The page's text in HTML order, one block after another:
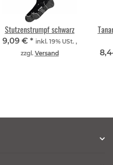
Stutzenstrumpf schwarz
9,09 € * inkl. 19% USt. ,
zzgl. Versand